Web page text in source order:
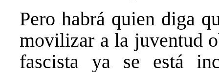
Pero habrá quien diga
movilizar a la juventud
fascista ya se está